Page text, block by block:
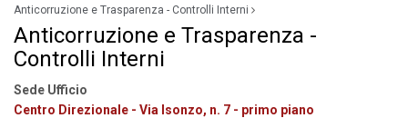
Anticorruzione e Trasparenza - Controlli Interni
Anticorruzione e Trasparenza -
Controlli Interni
Sede Ufficio
Centro Direzionale - Via Isonzo, n. 7 - primo piano